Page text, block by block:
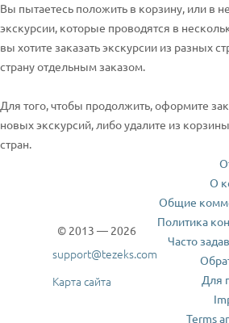
Вы пытаетесь положить в корзину, или в
экскурсии, которые проводятся в
вы хотите заказать экскурсии из разных
страну отдельным заказом.
Для того, чтобы продолжить, оформите
новых экскурсий, либо удалите из
стран.
© 2013 — 2026
support@tezeks.com
Карта сайта
О
Общие
Политика
Часто
Для
Terms